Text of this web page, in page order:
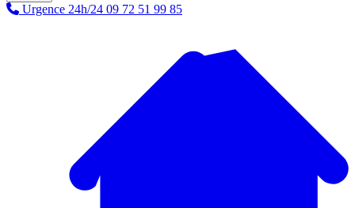
Urgence 24h/24 09 72 51 99 85